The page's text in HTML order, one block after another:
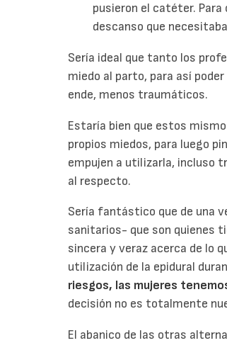
pusieron el catéter.
descanso que
Sería ideal que tanto los
miedo al parto, para así
ende, menos traumáticos.
Estaría bien que estos
propios miedos, para luego
empujen a utilizarla, incluso
al respecto.
Sería fantástico que de una
sanitarios- que son quienes
sincera y veraz acerca de lo
utilización de la epidural
riesgos, las mujeres
decisión no es totalmente
El abanico de las otras